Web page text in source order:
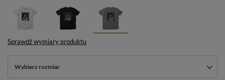
Sprawdź wymiary produktu
Wybierz rozmiar